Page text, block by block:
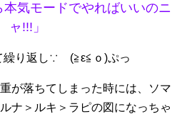
本気モードでやればいいのニ
ャ!!!」
り返し∵ゞ(≧ε≦ｏ)ぷっ
が落ちてしまった時には、ソマ
ナ＞ルキ＞ラピの図になっちゃ